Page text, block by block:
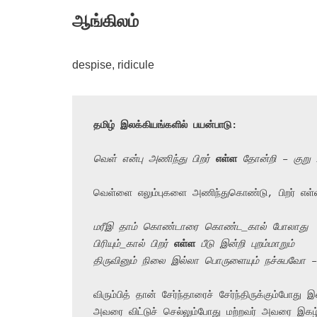
ஆங்கிலம்
despise, ridicule
தமிழ் இலக்கியங்களில் பயன்பாடு:
வெள் என்பு அணிந்து பிறர் எள்ள தோன்றி – குறு
வெள்ளை எலும்புகளை அணிந்துகொண்டு, பிறர்
மரீஇ தாம் கொண்டாரை கொண்ட_கால் போலாது
பிரியும்_கால் பிறர் எள்ள பீடு இன்றி புறம்மாறும்
திருவினும் நிலை இல்லா பொருளையும் நச்சுபவோ
விரும்பித் தான் சேர்ந்தாரைச்
அவரை விட்டுச் செல்லும்போது மற்றவர் அவரை